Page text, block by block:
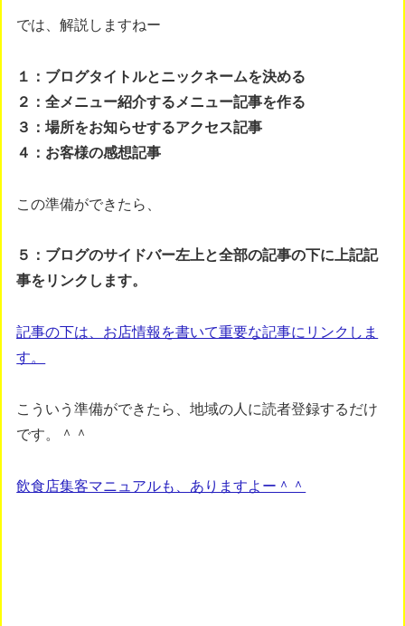
では、解説しますねー
１：ブログタイトルとニックネームを決める
２：全メニュー紹介するメニュー記事を作る
３：場所をお知らせするアクセス記事
４：お客様の感想記事
この準備ができたら、
５：ブログのサイドバー左上と全部の記事の下に上記記
事をリンクします。
記事の下は、お店情報を書いて重要な記事にリンクしま
す。
こういう準備ができたら、地域の人に読者登録するだけ
です。＾＾
飲食店集客マニュアルも、ありますよー＾＾